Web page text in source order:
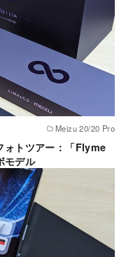
Meizu 20/20 Pro
トツアー：「Flyme
モデル